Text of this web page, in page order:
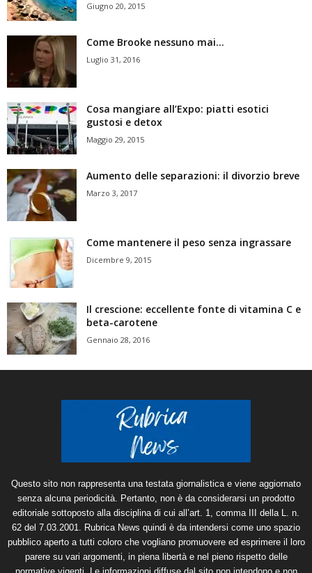
Giugno 20, 2015
Come Brooke nessuno mai…
Luglio 31, 2016
Cosa mangiare all’Expo: piatti esotici
gustosi e detox
Maggio 29, 2015
Aumento delle separazioni: il divorzio breve
Marzo 3, 2017
Come mantenere il peso senza ingrassare
Dicembre 9, 2015
Il crescione: eccellente fonte di vitamina C e
beta-carotene
Gennaio 28, 2016
Questo sito non rappresenta una testata giornalistica e viene aggiornato
senza alcuna periodicità. Pertanto, non è da considerarsi un prodotto
editoriale sottoposto alla disciplina di cui all’art. 1, comma III della L. n.
62 del 7.03.2001. Rubrica News quindi è da intendersi come uno spazio
pubblico aperto a tutti coloro che vogliano promuovere ed esprimere il loro
parere su vari argomenti, in piena libertà e nel pieno rispetto delle